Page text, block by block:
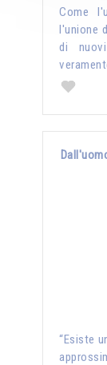
Come
l'unione
di
“Esiste